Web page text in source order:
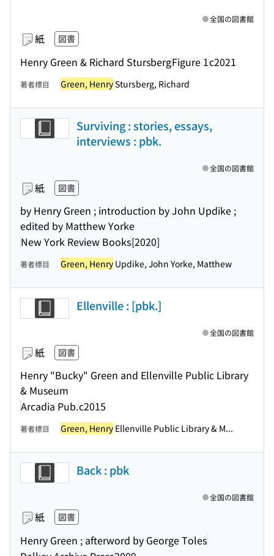
紙 図書
Henry Green & Richard StursbergFigure 1c2021
全国の図書館
著者標目 Green, HenryStursberg, Richard
Surviving : stories, essays,
interviews : pbk.
紙 図書
by Henry Green ; introduction by John Updike ;
edited by Matthew Yorke
New York Review Books[2020]
全国の図書館
著者標目 Green, Henry Updike, John Yorke, Matthew
Ellenville : [pbk.]
紙 図書
Henry "Bucky" Green and Ellenville Public Library
& Museum
Arcadia Pub.c2015
全国の図書館
著者標目 Green, Henry Ellenville Public Library & M...
Back : pbk
紙 図書
Henry Green ; afterword by George Toles
全国の図書館